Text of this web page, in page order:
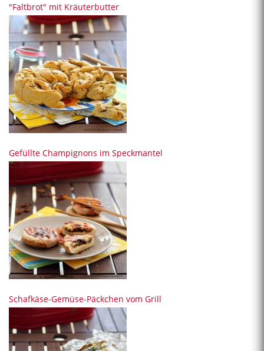
"Faltbrot" mit Kräuterbutter
Gefüllte Champignons im Speckmantel
Schafkäse-Gemüse-Päckchen vom Grill